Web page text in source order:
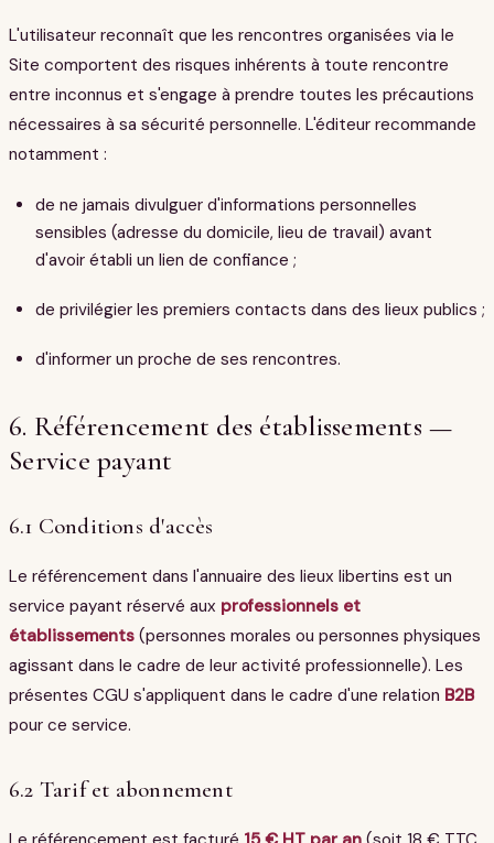
L'utilisateur reconnaît que les rencontres organisées via le
Site comportent des risques inhérents à toute rencontre
entre inconnus et s'engage à prendre toutes les précautions
nécessaires à sa sécurité personnelle. L'éditeur recommande
notamment :
de ne jamais divulguer d'informations personnelles
sensibles (adresse du domicile, lieu de travail) avant
d'avoir établi un lien de confiance ;
de privilégier les premiers contacts dans des lieux publics ;
d'informer un proche de ses rencontres.
6. Référencement des établissements —
Service payant
6.1 Conditions d'accès
Le référencement dans l'annuaire des lieux libertins est un
service payant réservé aux professionnels et
établissements (personnes morales ou personnes physiques
agissant dans le cadre de leur activité professionnelle). Les
présentes CGU s'appliquent dans le cadre d'une relation B2B
pour ce service.
6.2 Tarif et abonnement